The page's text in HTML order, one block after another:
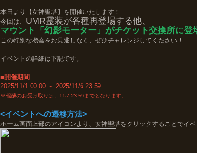
本日より【女神聖塔】を開催いたします！
今回は、 UMR霊装が各種再登場する他、
マウント「幻影モーター」がチケット交換所に登
この特別な機会をお見逃しなく、ぜひチャレンジしてください！
イベントの詳細は下記です。
■開催期間
2025/11/1 00:00 ～ 2025/11/6 23:59
※報酬のお受け取りは、11/7 23:59までとなります。
<イベントへの遷移方法>
ホーム画面上部のアイコンより、女神聖塔をクリックすることでイベ